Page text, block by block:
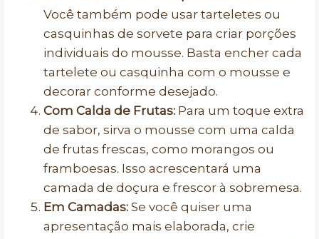
Você também pode usar tarteletes ou
casquinhas de sorvete para criar porções
individuais do mousse. Basta encher cada
tartelete ou casquinha com o mousse e
decorar conforme desejado.
Com Calda de Frutas: Para um toque extra
de sabor, sirva o mousse com uma calda
de frutas frescas, como morangos ou
framboesas. Isso acrescentará uma
camada de doçura e frescor à sobremesa.
Em Camadas: Se você quiser uma
apresentação mais elaborada, crie